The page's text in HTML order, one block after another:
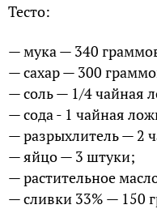
Тесто:
— мука — 340
— сахар — 300
— соль — 1/4 чайная
— сода - 1 чайная
— разрыхлитель — 2
— яйцо — 3 штуки;
— растительное
— сливки 33% — 150